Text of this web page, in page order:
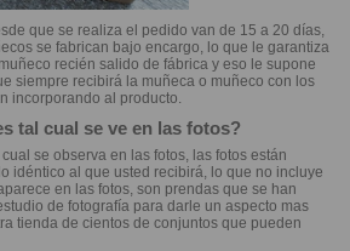
que se realiza el pedido van de 15 a 20 días,
se fabrican bajo encargo, lo que le garantiza
recién salido de fábrica y eso le supone
siempre recibirá la muñeca o muñeco con los
incorporando al producto.
tal cual se ve en las fotos?
se observa en las fotos, las fotos están
idéntico al que usted recibirá, lo que no incluye
en las fotos, son prendas que se han
de fotografía para darle un aspecto mas
tienda de cientos de conjuntos que pueden